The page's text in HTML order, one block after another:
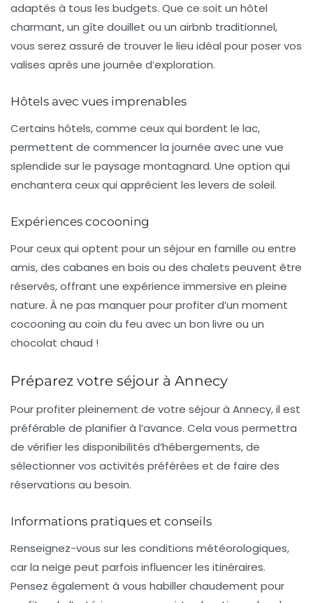
adaptés à tous les budgets. Que ce soit un hôtel
charmant, un gîte douillet ou un airbnb traditionnel,
vous serez assuré de trouver le lieu idéal pour poser vos
valises après une journée d’exploration.
Hôtels avec vues imprenables
Certains hôtels, comme ceux qui bordent le lac,
permettent de commencer la journée avec une vue
splendide sur le paysage montagnard. Une option qui
enchantera ceux qui apprécient les levers de soleil.
Expériences cocooning
Pour ceux qui optent pour un séjour en famille ou entre
amis, des cabanes en bois ou des chalets peuvent être
réservés, offrant une expérience immersive en pleine
nature. À ne pas manquer pour profiter d’un moment
cocooning au coin du feu avec un bon livre ou un
chocolat chaud !
Préparez votre séjour à Annecy
Pour profiter pleinement de votre séjour à Annecy, il est
préférable de planifier à l’avance. Cela vous permettra
de vérifier les disponibilités d’hébergements, de
sélectionner vos activités préférées et de faire des
réservations au besoin.
Informations pratiques et conseils
Renseignez-vous sur les conditions météorologiques,
car la neige peut parfois influencer les itinéraires.
Pensez également à vous habiller chaudement pour